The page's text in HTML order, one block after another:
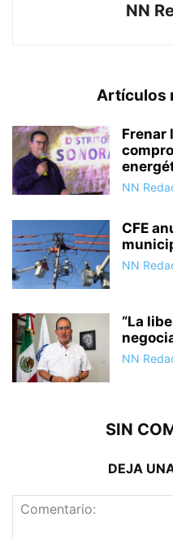
NN
Artículos
Frenar
NN
CFE
NN
“La
NN
SIN
DEJA